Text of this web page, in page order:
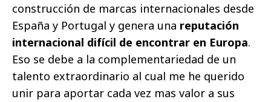
construcción de marcas internacionales desde
España y Portugal y genera una reputación
internacional difícil de encontrar en Europa.
Eso se debe a la complementariedad de un
talento extraordinario al cual me he querido
unir para aportar cada vez mas valor a sus